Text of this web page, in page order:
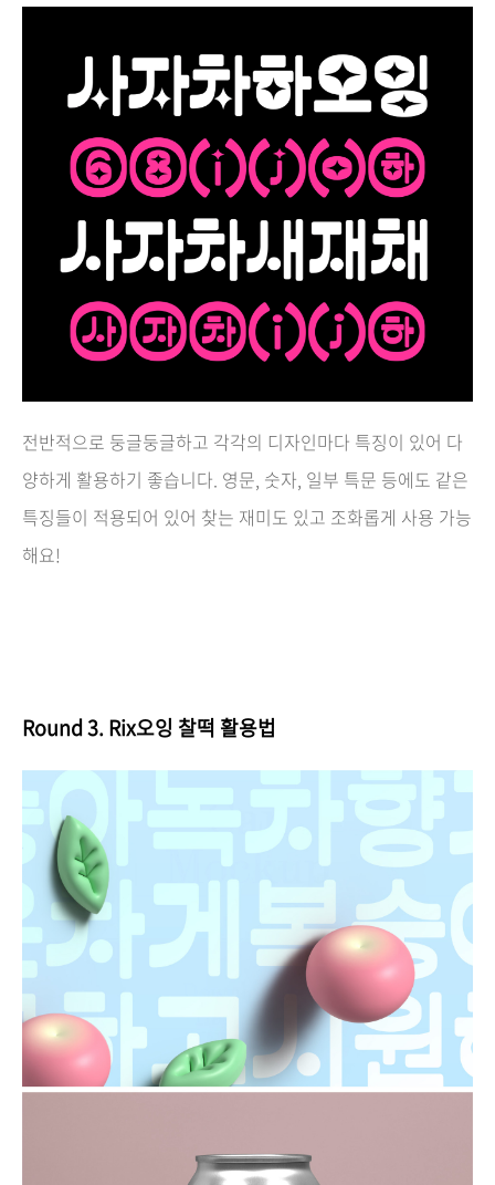
전반적으로 둥글둥글하고 각각의 디자인마다 특징이 있어 다
양하게 활용하기 좋습니다. 영문, 숫자, 일부 특문 등에도 같은
특징들이 적용되어 있어 찾는 재미도 있고 조화롭게 사용 가능
해요!
Round 3. Rix오잉 찰떡 활용법